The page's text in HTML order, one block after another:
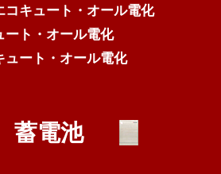
コキュート・オール電化
ート・オール電化
ュート・オール電化
蓄電池